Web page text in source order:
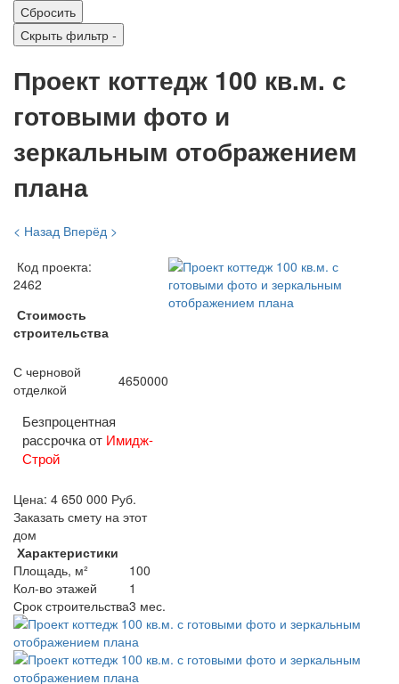
Скрыть фильтр -
Проект коттедж 100 кв.м. с
готовыми фото и
зеркальным отображением
плана
< Назад Вперёд >
Код проекта:
2462
Стоимость
строительства
С черновой
отделкой
4650000
Безпроцентная
рассрочка от Имидж-
Строй
Цена: 4 650 000 Руб.
Заказать смету на этот
дом
Характеристики
Площадь, м²
100
Кол-во этажей
1
Срок строительства3 мес.